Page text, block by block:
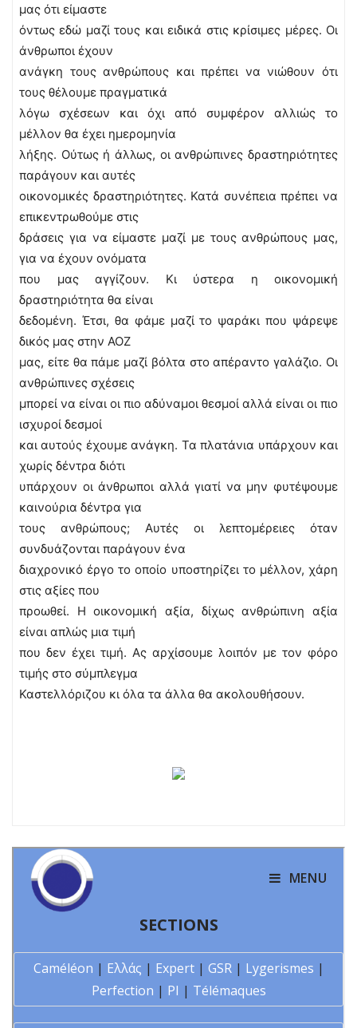
μας ότι είμαστε
όντως εδώ μαζί τους και ειδικά στις κρίσιμες μέρες. Οι
άνθρωποι έχουν
ανάγκη τους ανθρώπους και πρέπει να νιώθουν ότι
τους θέλουμε πραγματικά
λόγω σχέσεων και όχι από συμφέρον αλλιώς το
μέλλον θα έχει ημερομηνία
λήξης. Ούτως ή άλλως, οι ανθρώπινες δραστηριότητες
παράγουν και αυτές
οικονομικές δραστηριότητες. Κατά συνέπεια πρέπει να
επικεντρωθούμε στις
δράσεις για να είμαστε μαζί με τους ανθρώπους μας,
για να έχουν ονόματα
που μας αγγίζουν. Κι ύστερα η οικονομική
δραστηριότητα θα είναι
δεδομένη. Έτσι, θα φάμε μαζί το ψαράκι που ψάρεψε
δικός μας στην ΑΟΖ
μας, είτε θα πάμε μαζί βόλτα στο απέραντο γαλάζιο. Οι
ανθρώπινες σχέσεις
μπορεί να είναι οι πιο αδύναμοι θεσμοί αλλά είναι οι πιο
ισχυροί δεσμοί
και αυτούς έχουμε ανάγκη. Τα πλατάνια υπάρχουν και
χωρίς δέντρα διότι
υπάρχουν οι άνθρωποι αλλά γιατί να μην φυτέψουμε
καινούρια δέντρα για
τους ανθρώπους; Αυτές οι λεπτομέρειες όταν
συνδυάζονται παράγουν ένα
διαχρονικό έργο το οποίο υποστηρίζει το μέλλον, χάρη
στις αξίες που
προωθεί. Η οικονομική αξία, δίχως ανθρώπινη αξία
είναι απλώς μια τιμή
που δεν έχει τιμή. Ας αρχίσουμε λοιπόν με τον φόρο
τιμής στο σύμπλεγμα
Καστελλόριζου κι όλα τα άλλα θα ακολουθήσουν.